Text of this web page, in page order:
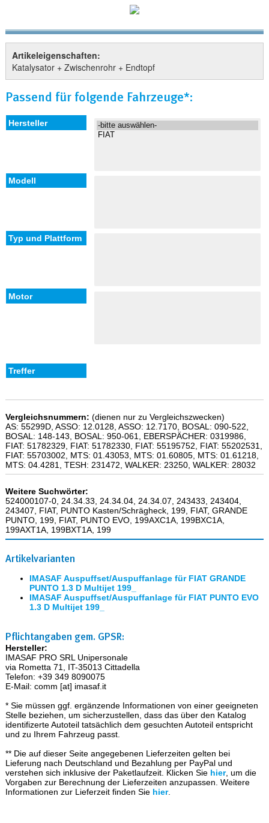
Artikeleigenschaften:
Katalysator + Zwischenrohr + Endtopf
Passend für folgende Fahrzeuge*:
Vergleichsnummern: (dienen nur zu Vergleichszwecken)
AS: 55299D, ASSO: 12.0128, ASSO: 12.7170, BOSAL: 090-522,
BOSAL: 148-143, BOSAL: 950-061, EBERSPÄCHER: 0319986,
FIAT: 51782329, FIAT: 51782330, FIAT: 55195752, FIAT: 55202531,
FIAT: 55703002, MTS: 01.43053, MTS: 01.60805, MTS: 01.61218,
MTS: 04.4281, TESH: 231472, WALKER: 23250, WALKER: 28032
Weitere Suchwörter:
524000107-0, 24.34.33, 24.34.04, 24.34.07, 243433, 243404,
243407, FIAT, PUNTO Kasten/Schrägheck, 199, FIAT, GRANDE
PUNTO, 199, FIAT, PUNTO EVO, 199AXC1A, 199BXC1A,
199AXT1A, 199BXT1A, 199
Artikelvarianten
IMASAF Auspuffset/Auspuffanlage für FIAT GRANDE
PUNTO 1.3 D Multijet 199_
IMASAF Auspuffset/Auspuffanlage für FIAT PUNTO EVO
1.3 D Multijet 199_
Pflichtangaben gem. GPSR:
Hersteller:
IMASAF PRO SRL Unipersonale
via Rometta 71, IT-35013 Cittadella
Telefon: +39 349 8090075
E-Mail: comm [at] imasaf.it
* Sie müssen ggf. ergänzende Informationen von einer geeigneten
Stelle beziehen, um sicherzustellen, dass das über den Katalog
identifizerte Autoteil tatsächlich dem gesuchten Autoteil entspricht
und zu Ihrem Fahrzeug passt.
** Die auf dieser Seite angegebenen Lieferzeiten gelten bei
Lieferung nach Deutschland und Bezahlung per PayPal und
verstehen sich inklusive der Paketlaufzeit. Klicken Sie hier, um die
Vorgaben zur Berechnung der Lieferzeiten anzupassen. Weitere
Informationen zur Lieferzeit finden Sie hier.